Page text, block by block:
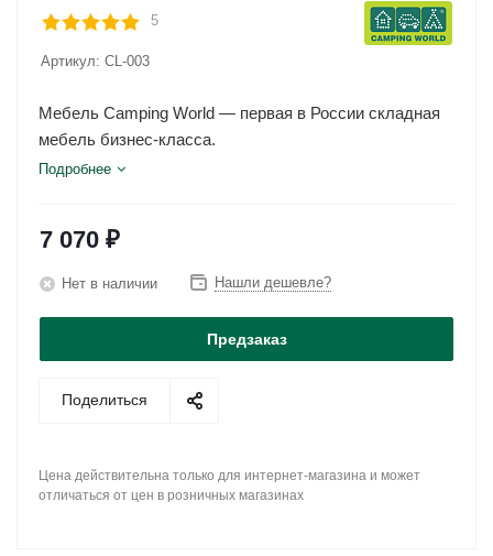
5
Артикул: CL-003
Мебель Camping World — первая в России складная
мебель бизнес-класса.
Подробнее
7 070 ₽
Нет в наличии Нашли дешевле?
Предзаказ
Поделиться
Цена действительна только для интернет-магазина и может
отличаться от цен в розничных магазинах